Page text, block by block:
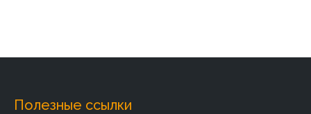
Полезные ссылки